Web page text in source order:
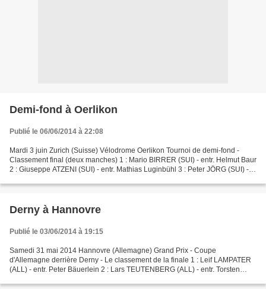
Demi-fond à Oerlikon
Publié le 06/06/2014 à 22:08
Mardi 3 juin Zurich (Suisse) Vélodrome Oerlikon Tournoi de demi-fond -
Classement final (deux manches) 1 : Mario BIRRER (SUI) - entr. Helmut Baur
2 : Giuseppe ATZENI (SUI) - entr. Mathias Luginbühl 3 : Peter JÖRG (SUI) -
Derny à Hannovre
Publié le 03/06/2014 à 19:15
Samedi 31 mai 2014 Hannovre (Allemagne) Grand Prix - Coupe
d'Allemagne derrière Derny - Le classement de la finale 1 : Leif LAMPATER
(ALL) - entr. Peter Bäuerlein 2 : Lars TEUTENBERG (ALL) - entr. Torsten